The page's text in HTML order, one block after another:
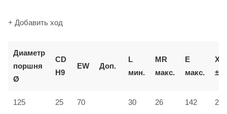
+ Добавить ход
Диаметр
поршня
Ø
CD
H9
EW Доп.
L
мин.
MR
макс.
E
макс.
XD
±2
125 25 70 30 26 142 275